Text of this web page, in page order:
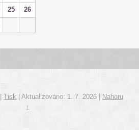
25
26
| Tisk | Aktualizováno: 1. 7. 2026 | Nahoru
↑